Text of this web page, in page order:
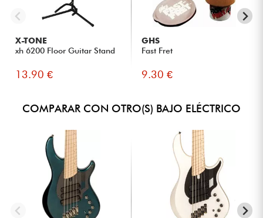
X-TONE
xh 6200 Floor Guitar Stand
13.90 €
GHS
Fast Fret
9.30 €
COMPARAR CON OTRO(S) BAJO ELÉCTRICO